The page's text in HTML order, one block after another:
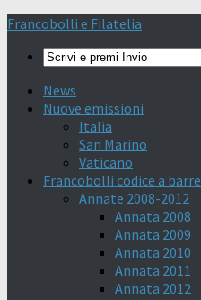
Francobolli e Filatelia
News
Nuove emissioni
Italia
San Marino
Vaticano
Francobolli codice a barre
Annate 2008-2012
Annata 2008
Annata 2009
Annata 2010
Annata 2011
Annata 2012